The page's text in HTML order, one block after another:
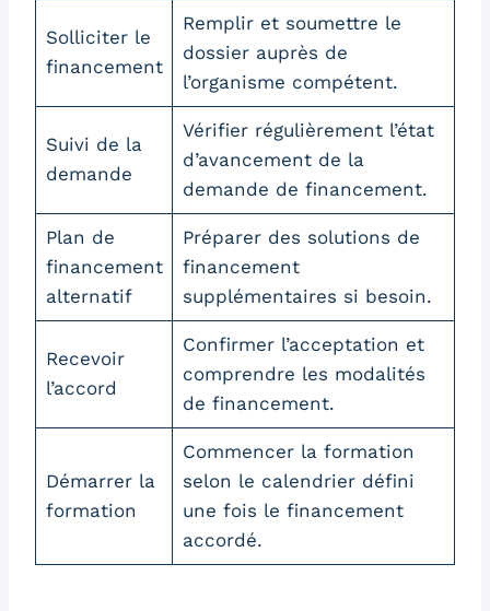
Solliciter le
financement
Remplir et soumettre le
dossier auprès de
l’organisme compétent.
Suivi de la
demande
Vérifier régulièrement l’état
d’avancement de la
demande de financement.
Plan de
financement
alternatif
Préparer des solutions de
financement
supplémentaires si besoin.
Recevoir
l’accord
Confirmer l’acceptation et
comprendre les modalités
de financement.
Démarrer la
formation
Commencer la formation
selon le calendrier défini
une fois le financement
accordé.